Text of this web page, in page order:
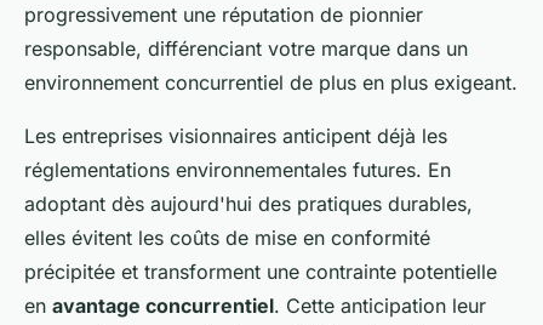
progressivement une réputation de pionnier
responsable, différenciant votre marque dans un
environnement concurrentiel de plus en plus exigeant.
Les entreprises visionnaires anticipent déjà les
réglementations environnementales futures. En
adoptant dès aujourd'hui des pratiques durables,
elles évitent les coûts de mise en conformité
précipitée et transforment une contrainte potentielle
en avantage concurrentiel. Cette anticipation leur